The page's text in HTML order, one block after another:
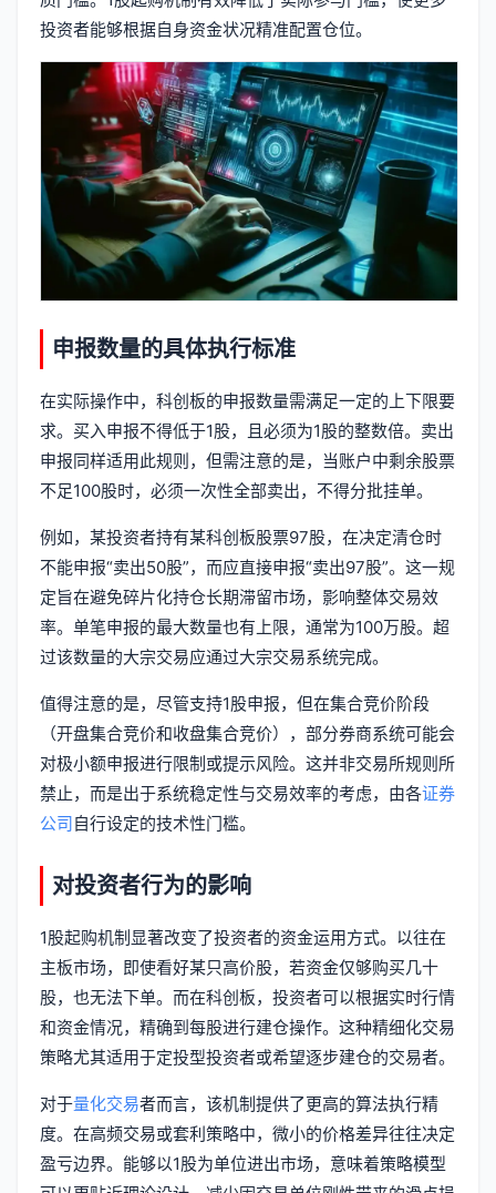
投资者能够根据自身资金状况精准配置仓位。
申报数量的具体执行标准
在实际操作中，科创板的申报数量需满足一定的上下限要
求。买入申报不得低于1股，且必须为1股的整数倍。卖出
申报同样适用此规则，但需注意的是，当账户中剩余股票
不足100股时，必须一次性全部卖出，不得分批挂单。
例如，某投资者持有某科创板股票97股，在决定清仓时
不能申报“卖出50股”，而应直接申报“卖出97股”。这一规
定旨在避免碎片化持仓长期滞留市场，影响整体交易效
率。单笔申报的最大数量也有上限，通常为100万股。超
过该数量的大宗交易应通过大宗交易系统完成。
值得注意的是，尽管支持1股申报，但在集合竞价阶段
（开盘集合竞价和收盘集合竞价），部分券商系统可能会
对极小额申报进行限制或提示风险。这并非交易所规则所
禁止，而是出于系统稳定性与交易效率的考虑，由各证券
公司自行设定的技术性门槛。
对投资者行为的影响
1股起购机制显著改变了投资者的资金运用方式。以往在
主板市场，即使看好某只高价股，若资金仅够购买几十
股，也无法下单。而在科创板，投资者可以根据实时行情
和资金情况，精确到每股进行建仓操作。这种精细化交易
策略尤其适用于定投型投资者或希望逐步建仓的交易者。
对于量化交易者而言，该机制提供了更高的算法执行精
度。在高频交易或套利策略中，微小的价格差异往往决定
盈亏边界。能够以1股为单位进出市场，意味着策略模型